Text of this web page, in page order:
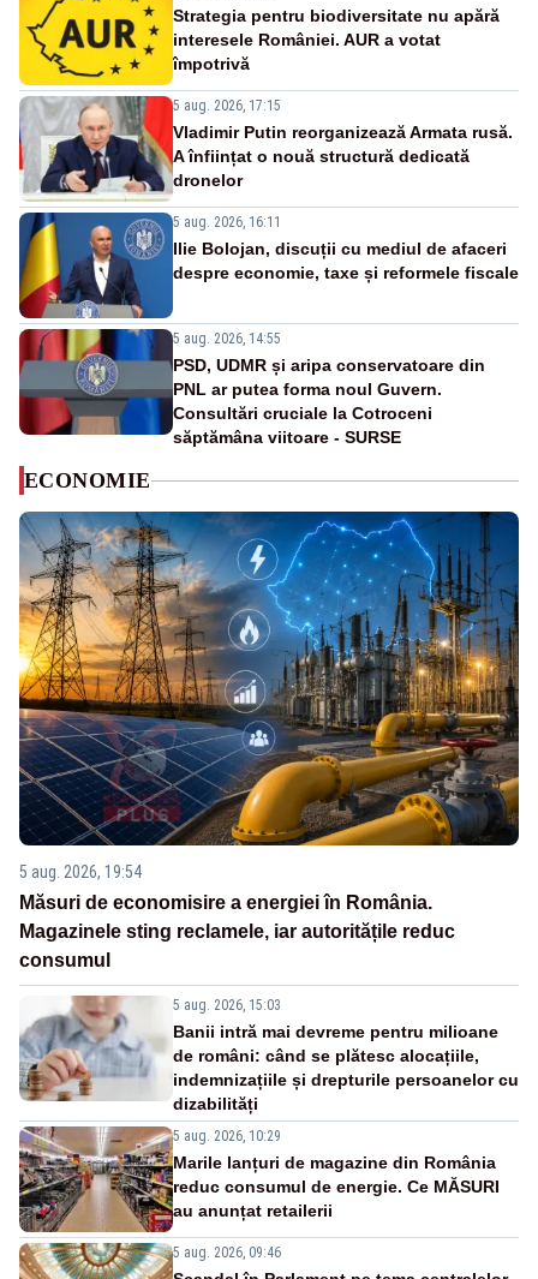
Strategia pentru biodiversitate nu apără
interesele României. AUR a votat
împotrivă
5 aug. 2026, 17:15
Vladimir Putin reorganizează Armata rusă.
A înființat o nouă structură dedicată
dronelor
5 aug. 2026, 16:11
Ilie Bolojan, discuții cu mediul de afaceri
despre economie, taxe și reformele fiscale
5 aug. 2026, 14:55
PSD, UDMR și aripa conservatoare din
PNL ar putea forma noul Guvern.
Consultări cruciale la Cotroceni
săptămâna viitoare - SURSE
ECONOMIE
5 aug. 2026, 19:54
Măsuri de economisire a energiei în România.
Magazinele sting reclamele, iar autoritățile reduc
consumul
5 aug. 2026, 15:03
Banii intră mai devreme pentru milioane
de români: când se plătesc alocațiile,
indemnizațiile și drepturile persoanelor cu
dizabilități
5 aug. 2026, 10:29
Marile lanțuri de magazine din România
reduc consumul de energie. Ce MĂSURI
au anunțat retailerii
5 aug. 2026, 09:46